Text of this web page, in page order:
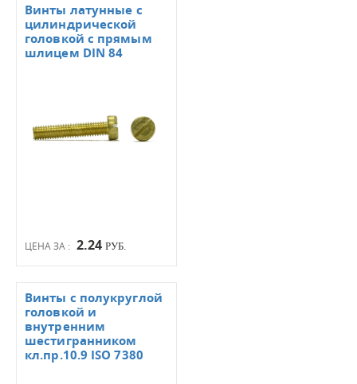
ЦЕНА ЗА : 2.24 РУБ.
Винты латунные с
цилиндрической
головкой с прямым
шлицем DIN 84
Винты с полукруглой
головкой и
внутренним
шестигранником
кл.пр.10.9 ISO 7380